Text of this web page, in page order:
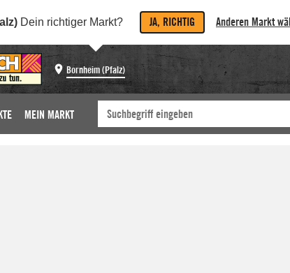
Dein richtiger Markt? JA, RICHTIG Anderen Markt
Bornheim (Pfalz)
MEIN MARKT